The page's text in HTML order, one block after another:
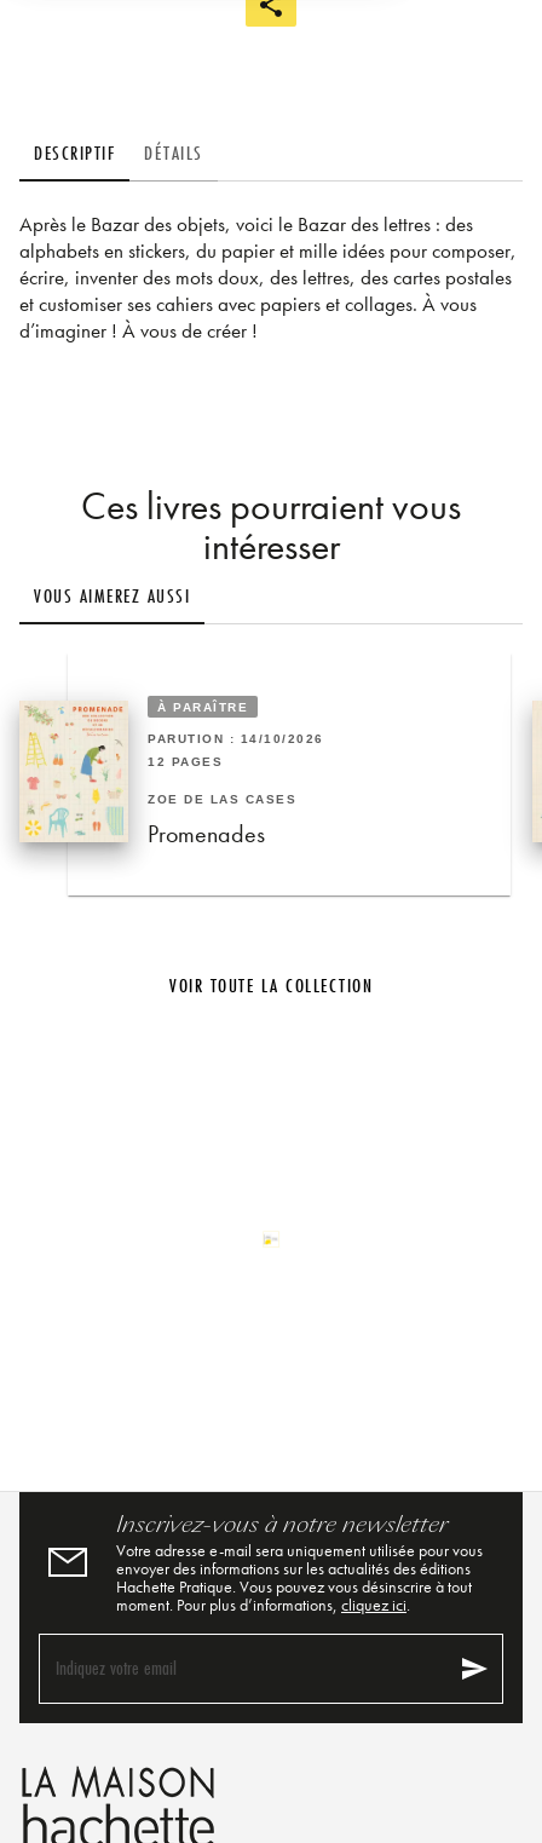
DESCRIPTIF DÉTAILS
Après le Bazar des objets, voici le Bazar des lettres : des
alphabets en stickers, du papier et mille idées pour composer,
écrire, inventer des mots doux, des lettres, des cartes postales
et customiser ses cahiers avec papiers et collages. À vous
d’imaginer ! À vous de créer !
Ces livres pourraient vous
intéresser
VOUS AIMEREZ AUSSI
À PARAÎTRE
PARUTION : 14/10/2026
12 PAGES
ZOÉ DE LAS CASES
Promenades
VOIR TOUTE LA COLLECTION
Inscrivez-vous à notre newsletter
Votre adresse e-mail sera uniquement utilisée pour vous
envoyer des informations sur les actualités des éditions
Hachette Pratique. Vous pouvez vous désinscrire à tout
moment. Pour plus d’informations, cliquez ici.
Indiquez votre email send